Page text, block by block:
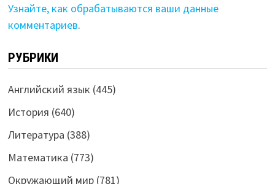
Узнайте, как обрабатываются ваши данные
комментариев.
РУБРИКИ
Английский язык (445)
История (640)
Литература (388)
Математика (773)
Окружающий мир(781)